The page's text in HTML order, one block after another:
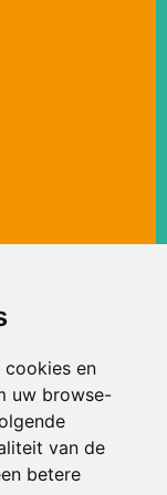
en
uw browse-
van de
betere